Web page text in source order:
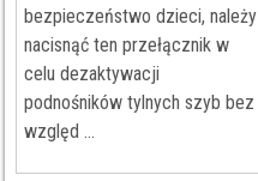
bezpieczeństwo dzieci, należy
nacisnąć ten przełącznik w
celu dezaktywacji
podnośników tylnych szyb bez
względ ...